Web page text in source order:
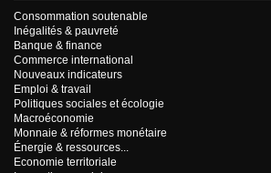
Consommation soutenable
Inégalités & pauvreté
Banque & finance
Commerce international
Nouveaux indicateurs
Emploi & travail
Politiques sociales et écologie
Macroéconomie
Monnaie & réformes monétaire
Énergie & ressources...
Economie territoriale